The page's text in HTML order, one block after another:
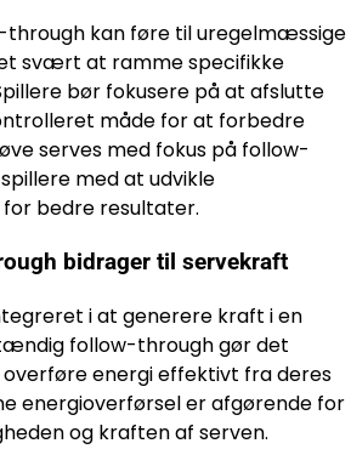
through kan føre til uregelmæssige
svært at ramme specifikke
bør fokusere på at afslutte
måde for at forbedre
serves med fokus på follow-
med at udvikle
bedre resultater.
bidrager til servekraft
i at generere kraft i en
follow-through gør det
energi effektivt fra deres
energioverførsel er afgørende for
og kraften af serven.